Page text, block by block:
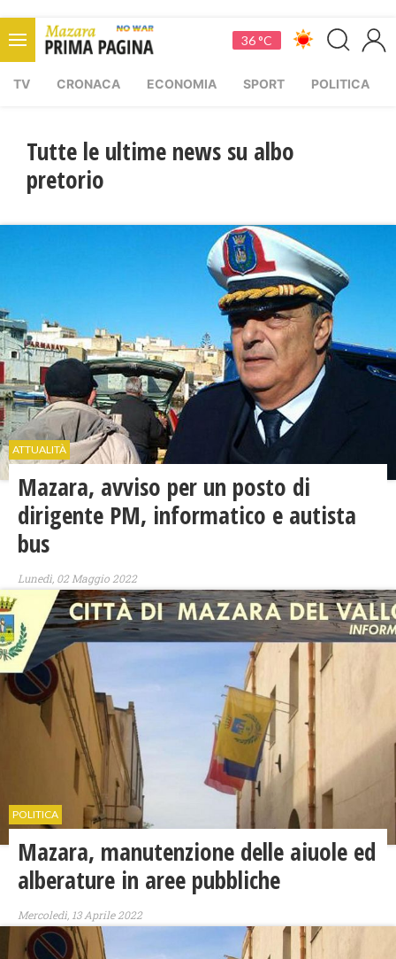
36 °C
TV CRONACA ECONOMIA SPORT POLITICA
Tutte le ultime news su albo
pretorio
ATTUALITÀ
Mazara, avviso per un posto di
dirigente PM, informatico e autista
bus
Lunedì, 02 Maggio 2022
POLITICA
Mazara, manutenzione delle aiuole ed
alberature in aree pubbliche
Mercoledì, 13 Aprile 2022